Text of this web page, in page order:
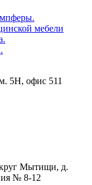
мебели
5Н, офис 511
Мытищи, д.
№ 8-12